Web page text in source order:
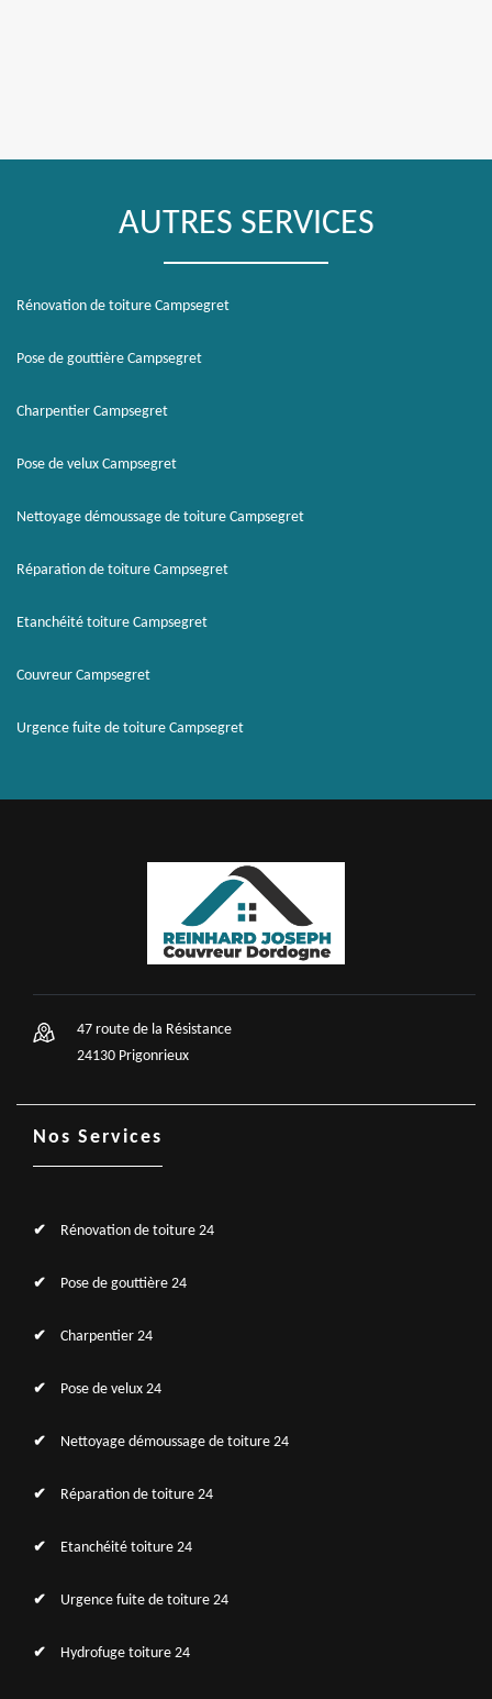
AUTRES SERVICES
Rénovation de toiture Campsegret
Pose de gouttière Campsegret
Charpentier Campsegret
Pose de velux Campsegret
Nettoyage démoussage de toiture Campsegret
Réparation de toiture Campsegret
Etanchéité toiture Campsegret
Couvreur Campsegret
Urgence fuite de toiture Campsegret
47 route de la Résistance
24130 Prigonrieux
Nos Services
Rénovation de toiture 24
Pose de gouttière 24
Charpentier 24
Pose de velux 24
Nettoyage démoussage de toiture 24
Réparation de toiture 24
Etanchéité toiture 24
Urgence fuite de toiture 24
Hydrofuge toiture 24